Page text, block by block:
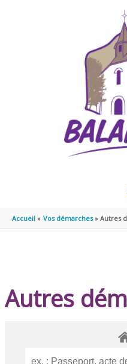
Accueil Vos démarches Autres
Autres